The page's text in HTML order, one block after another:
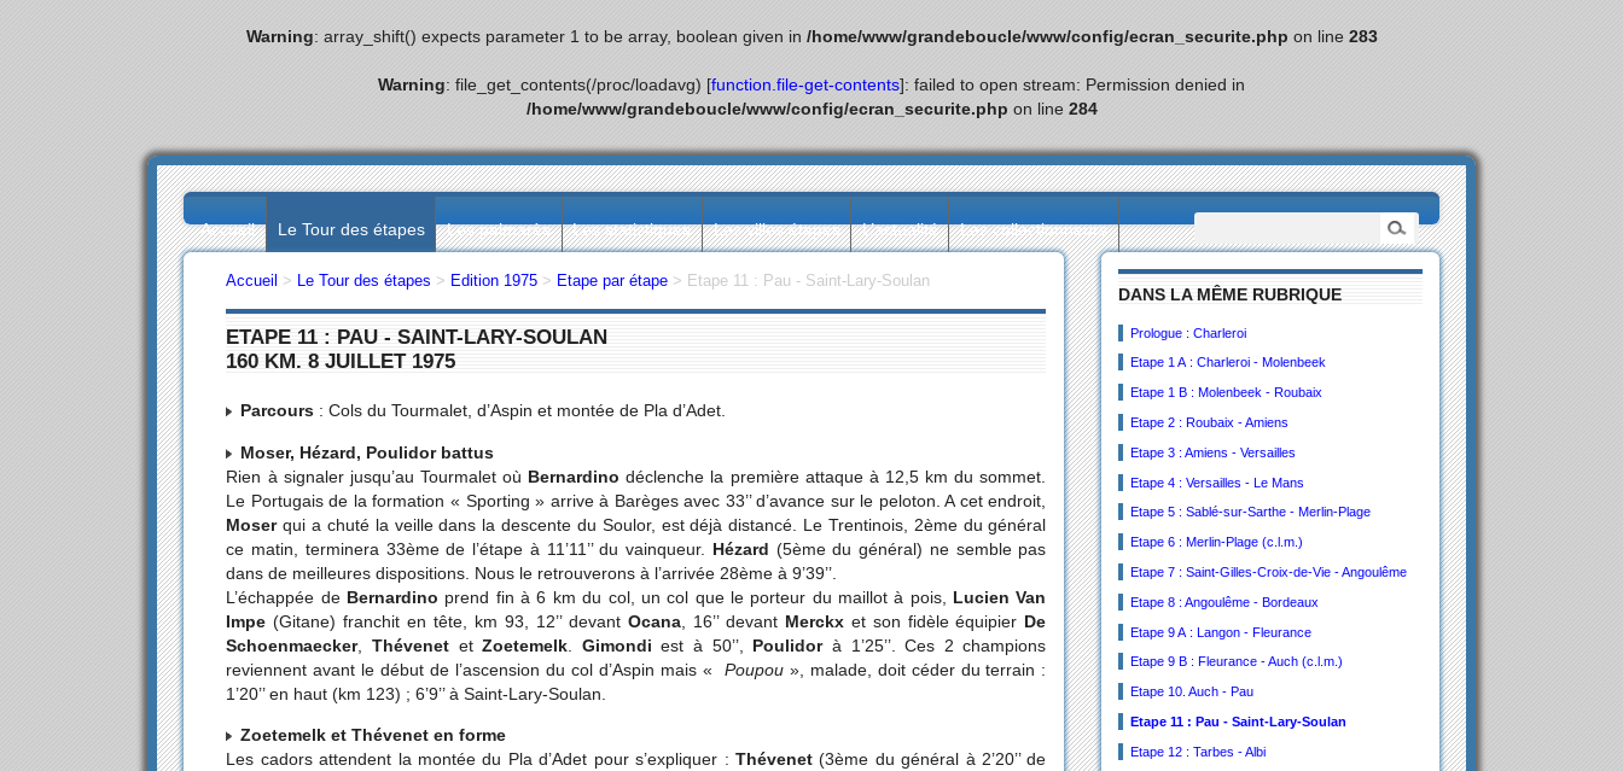
Warning: array_shift() expects parameter 1 to be array, boolean given in /home/www/grandeboucle/www/config/ecran_securite.php on line 283
Warning: file_get_contents(/proc/loadavg) [function.file-get-contents]: failed to open stream: Permission denied in
/home/www/grandeboucle/www/config/ecran_securite.php on line 284
Accueil Le Tour des étapes Les palmarès Les statistiques Les villes étapes L’actualité Les collectionneurs
DANS LA MÊME RUBRIQUE
Prologue : Charleroi
Etape 1 A : Charleroi - Molenbeek
Etape 1 B : Molenbeek - Roubaix
Etape 2 : Roubaix - Amiens
Etape 3 : Amiens - Versailles
Etape 4 : Versailles - Le Mans
Etape 5 : Sablé-sur-Sarthe - Merlin-Plage
Etape 6 : Merlin-Plage (c.l.m.)
Etape 7 : Saint-Gilles-Croix-de-Vie - Angoulême
Etape 8 : Angoulême - Bordeaux
Etape 9 A : Langon - Fleurance
Etape 9 B : Fleurance - Auch (c.l.m.)
Etape 10. Auch - Pau
Etape 11 : Pau - Saint-Lary-Soulan
Etape 12 : Tarbes - Albi
Accueil > Le Tour des étapes > Edition 1975 > Etape par étape > Etape 11 : Pau - Saint-Lary-Soulan
ETAPE 11 : PAU - SAINT-LARY-SOULAN
160 KM. 8 JUILLET 1975
Parcours : Cols du Tourmalet, d’Aspin et montée de Pla d’Adet.
Moser, Hézard, Poulidor battus
Rien à signaler jusqu’au Tourmalet où Bernardino déclenche la première attaque à 12,5 km du sommet.
Le Portugais de la formation « Sporting » arrive à Barèges avec 33’’ d’avance sur le peloton. A cet endroit,
Moserqui a chuté la veille dans la descente du Soulor, est déjà distancé. Le Trentinois, 2ème du général
ce matin, terminera 33ème de l’étape à 11’11’’ du vainqueur. Hézard (5ème du général) ne semble pas
dans de meilleures dispositions. Nous le retrouverons à l’arrivée 28ème à 9’39’’.
L’échappée de Bernardino prend fin à 6 km du col, un col que le porteur du maillot à pois, Lucien Van
Impe (Gitane) franchit en tête, km 93, 12’’ devant Ocana, 16’’ devantMerckxet son fidèle équipier De
Schoenmaecker,Thévenet etZoetemelk Gimondi est à 50’’, Poulidorà 1’25’’. Ces 2 champions
reviennent avant le début de l’ascension du col d’Aspin mais «
Poupou», malade, doit céder du terrain :
1’20’’ en haut (km 123) ; 6’9’’ à Saint-Lary-Soulan.
Zoetemelk et Thévenet en forme
Les cadors attendent la montée du Pla d’Adet pour s’expliquer : Thévenet(3ème du général à 2’20’’ de